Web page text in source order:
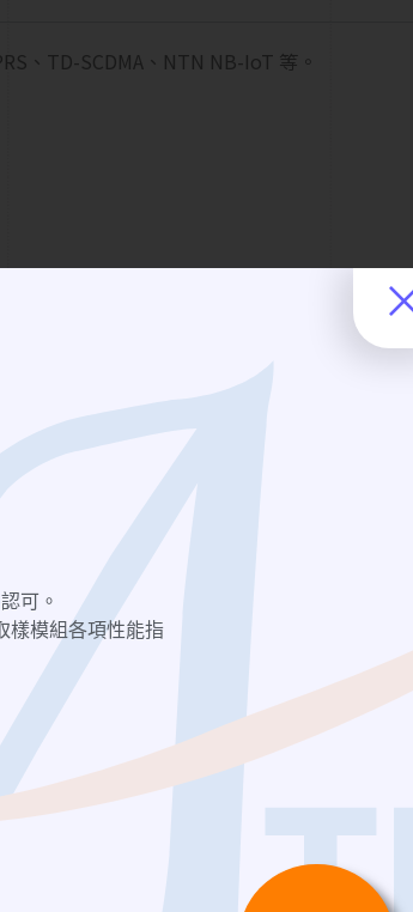
、TD-SCDMA、NTN NB-IoT 等。
測試需求，可選用不同介面的濾波器。測試
干擾信號，吸收箱內射頻信號。 降低外部人
訊號隔離箱 CO-474943
可。
樣模組各項性能指